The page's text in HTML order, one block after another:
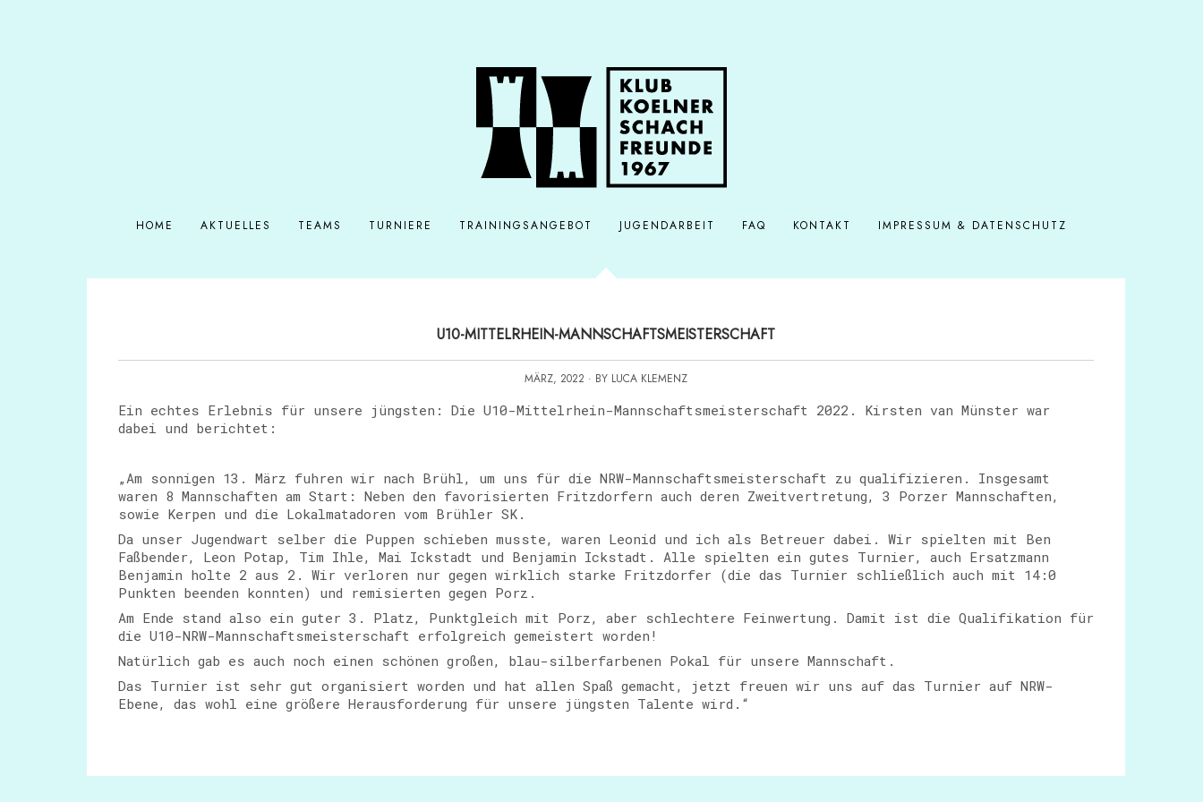
HOME AKTUELLES TEAMS TURNIERE TRAININGSANGEBOT JUGENDARBEIT FAQ KONTAKT IMPRESSUM & DATENSCHUTZ
U10-MITTELRHEIN-MANNSCHAFTSMEISTERSCHAFT
MÄRZ, 2022 · BY LUCA KLEMENZ
Ein echtes Erlebnis für unsere jüngsten: Die U10-Mittelrhein-Mannschaftsmeisterschaft 2022. Kirsten van Münster war
dabei und berichtet:
„Am sonnigen 13. März fuhren wir nach Brühl, um uns für die NRW-Mannschaftsmeisterschaft zu qualifizieren. Insgesamt
waren 8 Mannschaften am Start: Neben den favorisierten Fritzdorfern auch deren Zweitvertretung, 3 Porzer Mannschaften,
sowie Kerpen und die Lokalmatadoren vom Brühler SK.
Da unser Jugendwart selber die Puppen schieben musste, waren Leonid und ich als Betreuer dabei. Wir spielten mit Ben
Faßbender, Leon Potap, Tim Ihle, Mai Ickstadt und Benjamin Ickstadt. Alle spielten ein gutes Turnier, auch Ersatzmann
Benjamin holte 2 aus 2. Wir verloren nur gegen wirklich starke Fritzdorfer (die das Turnier schließlich auch mit 14:0
Punkten beenden konnten) und remisierten gegen Porz.
Am Ende stand also ein guter 3. Platz, Punktgleich mit Porz, aber schlechtere Feinwertung. Damit ist die Qualifikation für
die U10-NRW-Mannschaftsmeisterschaft erfolgreich gemeistert worden!
Natürlich gab es auch noch einen schönen großen, blau-silberfarbenen Pokal für unsere Mannschaft.
Das Turnier ist sehr gut organisiert worden und hat allen Spaß gemacht, jetzt freuen wir uns auf das Turnier auf NRW-
Ebene, das wohl eine größere Herausforderung für unsere jüngsten Talente wird.“